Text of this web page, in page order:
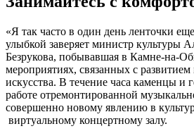
«Я так часто в один день ленточки
улыбкой заверяет министр культуры
Безрукова, побывавшая в Камне-на-
мероприятиях, связанных с
искусства. В течение часа каменцы и
работе отремонтированной
совершенно новому явлению в
виртуальному концертному залу.